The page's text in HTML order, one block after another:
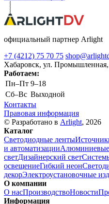
официальный партнер Arlight
+7 (4212) 75 70 75
Хабаровск, ул. Промышленная,
Работаем:
Пн–Пт 9–18
Cб–Вс Выходной
Контакты
Правовая информация
© Разработано в Arlight, 2026
Каталог
Светодиодные ленты
и автоматизации
светДизайнерский свет
освещениеГибкий неон
декорЭлектроустановочные
О компании
О насПроизводствоНовости
Информация